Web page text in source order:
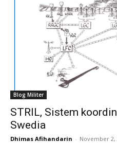
Blog Militer
STRIL, Sistem
Swedia
Dhimas Afihandarin - November 2,